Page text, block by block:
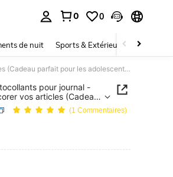
0 0
de nuit Sports & Extérieur Enfants
6 pièces Ensemble ultime d'autocollants pour journal - Autocollants mignons pour décorer vos articles (Cadeau parfait pour les adolescents !)
pour journal -
vos articles (Cadeau
(1 Commentaires)